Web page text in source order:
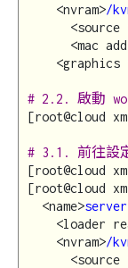
    <nvram>
/
<source
<mac
<graphics
# 2.2. 啟動
[root@cloud
# 3.1. 前往設
[root@cloud
[root@cloud
  <name>
<loader
    <nvram>
/
<source